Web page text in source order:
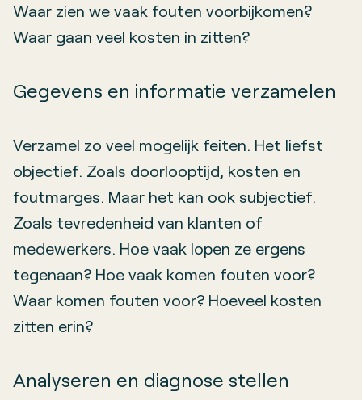
Waar zien we vaak fouten voorbijkomen?
Waar gaan veel kosten in zitten?
Gegevens en informatie verzamelen
Verzamel zo veel mogelijk feiten. Het liefst
objectief. Zoals doorlooptijd, kosten en
foutmarges. Maar het kan ook subjectief.
Zoals tevredenheid van klanten of
medewerkers. Hoe vaak lopen ze ergens
tegenaan? Hoe vaak komen fouten voor?
Waar komen fouten voor? Hoeveel kosten
zitten erin?
Analyseren en diagnose stellen